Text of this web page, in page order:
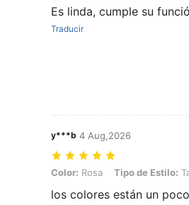
Es linda, cumple su
Traducir
y***b 4 Aug,2026
Color: Rosa, Tipo de Estilo: Talla
Color: Rosa Tipo de Estilo:
los colores están un